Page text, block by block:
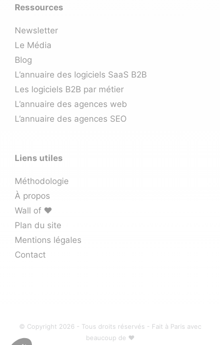
Ressources
Newsletter
Le Média
Blog
L’annuaire des logiciels SaaS B2B
Les logiciels B2B par métier
L’annuaire des agences web
L’annuaire des agences SEO
Liens utiles
Méthodologie
À propos
Wall of ❤️
Plan du site
Mentions légales
Contact
© Copyright 2026 - Tous droits réservés - Fait à Paris avec
beaucoup de ♥